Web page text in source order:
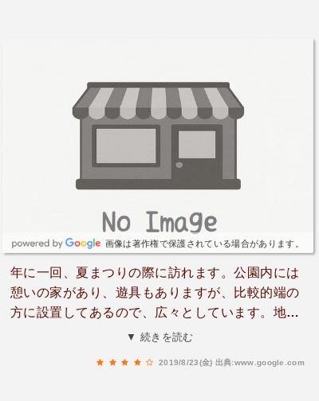
画像は著作権で保護されている場合があります。
年に一回、夏まつりの際に訪れます。公園内には
憩いの家があり、遊具もありますが、比較的端の
方に設置してあるので、広々としています。地元
の方の交流の場として活用されています。
▼ 続きを読む
2019/8/23(金) 出典:www.google.com